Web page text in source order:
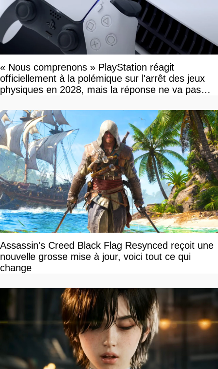
« Nous comprenons » PlayStation réagit
officiellement à la polémique sur l'arrêt des jeux
physiques en 2028, mais la réponse ne va pas
Assassin's Creed Black Flag Resynced reçoit une
nouvelle grosse mise à jour, voici tout ce qui
change